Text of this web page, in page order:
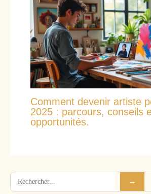
Comment devenir artiste
2025 : parcours, conseils
opportunités.
Rechercher →